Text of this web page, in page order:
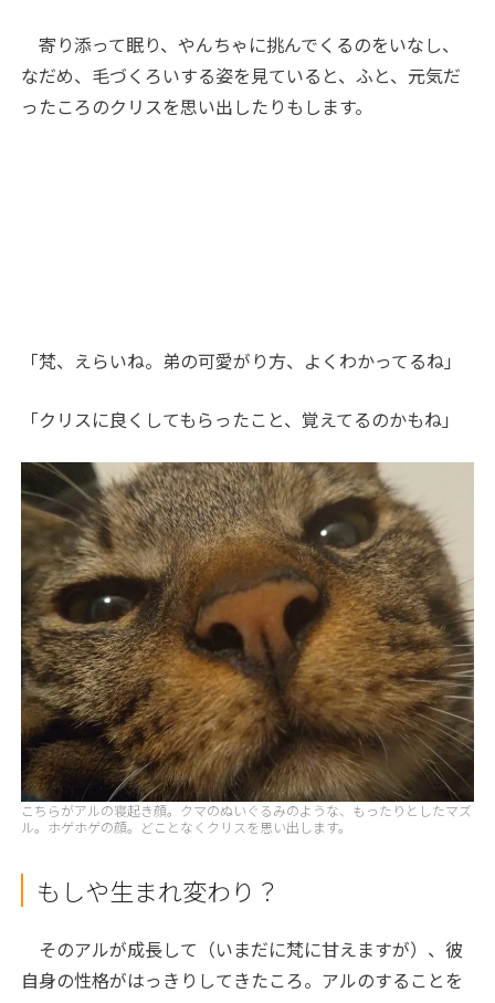
寄り添って眠り、やんちゃに挑んでくるのをいなし、
なだめ、毛づくろいする姿を見ていると、ふと、元気だ
ったころのクリスを思い出したりもします。
「梵、えらいね。弟の可愛がり方、よくわかってるね」
「クリスに良くしてもらったこと、覚えてるのかもね」
こちらがアルの寝起き顔。クマのぬいぐるみのような、もったりとしたマズ
ル。ホゲホゲの顔。どことなくクリスを思い出します。
もしや生まれ変わり？
そのアルが成長して（いまだに梵に甘えますが）、彼
自身の性格がはっきりしてきたころ。アルのすることを